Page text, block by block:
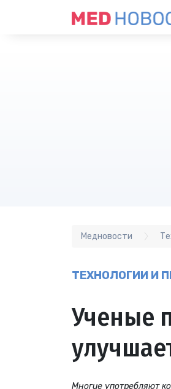
Медновости
ТЕХНОЛОГИИ И
Ученые
Многие употребляют